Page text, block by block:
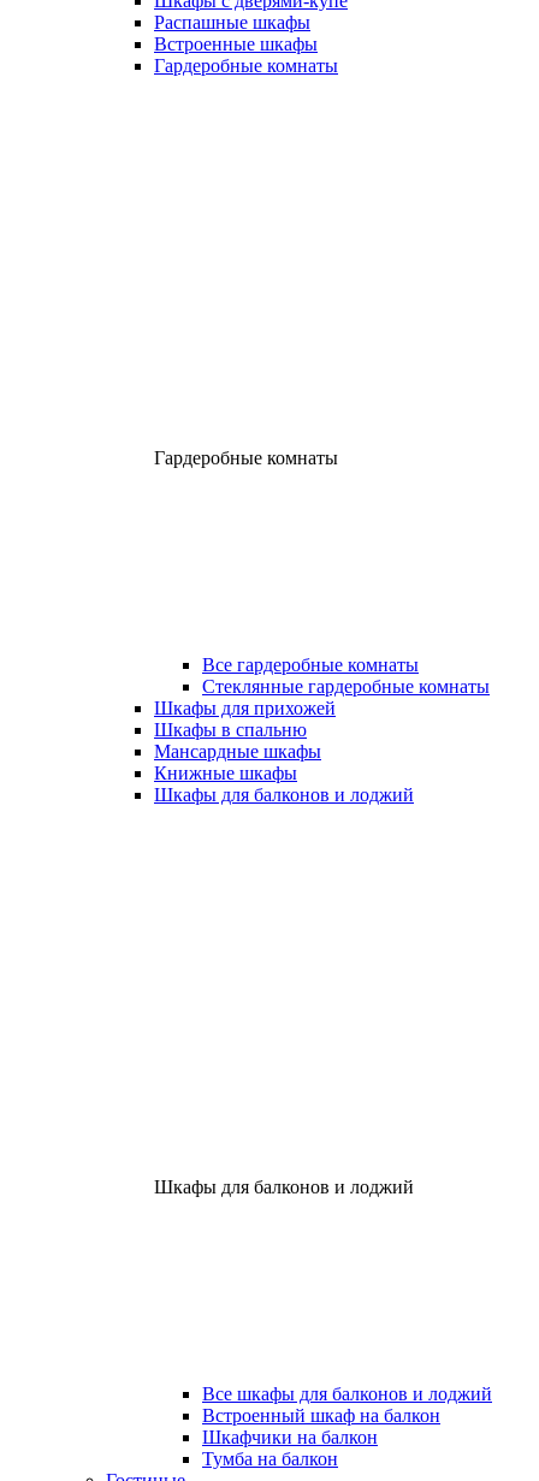
Распашные шкафы
Встроенные шкафы
Гардеробные комнаты
Гардеробные комнаты
Все гардеробные комнаты
Стеклянные гардеробные комнаты
Шкафы для прихожей
Шкафы в спальню
Мансардные шкафы
Книжные шкафы
Шкафы для балконов и лоджий
Шкафы для балконов и лоджий
Все шкафы для балконов и лоджий
Встроенный шкаф на балкон
Шкафчики на балкон
Тумба на балкон